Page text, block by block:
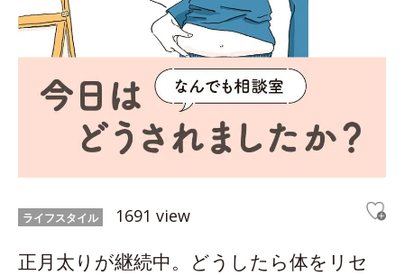
ライフスタイル 1691 view
正月太りが継続中。どうしたら体をリセ